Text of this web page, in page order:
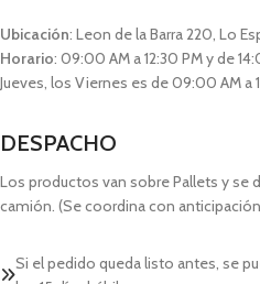
Ubicación: Leon de la Barra 220, Lo
Horario: 09:00 AM a 12:30 PM y de
Jueves, los Viernes es de 09:00 AM a
DESPACHO
Los productos van sobre Pallets y se
camión. (Se coordina con
Si el pedido queda listo antes, se